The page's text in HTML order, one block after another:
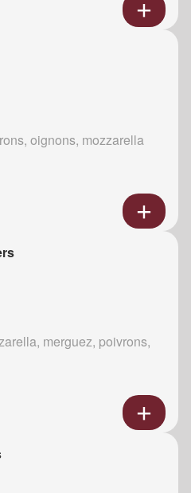
oignons, mozzarella
merguez, poivrons,